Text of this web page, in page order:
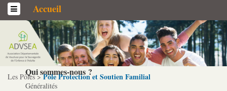
Accueil
L’association
Qui sommes-­nous ?
Généralités
Les Pôles >Pôle Protection et Soutien Familial